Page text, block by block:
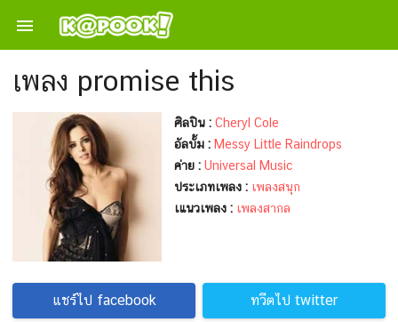

เพลง promise this
ศิลปิน : Cheryl Cole
อัลบั้ม : Messy Little Raindrops
ค่าย : Universal Music
ประเภทเพลง : เพลงสนุก
เแนวเพลง : เพลงสากล
แชร์ไป facebook ทวีตไป twitter